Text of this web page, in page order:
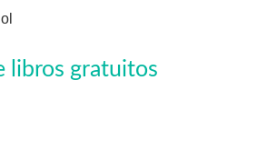
libros gratuitos